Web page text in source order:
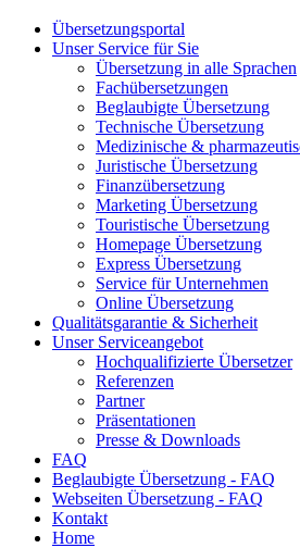
Übersetzungsportal
Unser Service für Sie
Übersetzung in alle Sprachen
Fachübersetzungen
Beglaubigte Übersetzung
Technische Übersetzung
Medizinische &
Juristische Übersetzung
Finanzübersetzung
Marketing Übersetzung
Touristische Übersetzung
Homepage Übersetzung
Express Übersetzung
Service für Unternehmen
Online Übersetzung
Qualitätsgarantie & Sicherheit
Unser Serviceangebot
Hochqualifizierte Übersetzer
Referenzen
Partner
Präsentationen
Presse & Downloads
FAQ
Beglaubigte Übersetzung - FAQ
Webseiten Übersetzung - FAQ
Kontakt
Home